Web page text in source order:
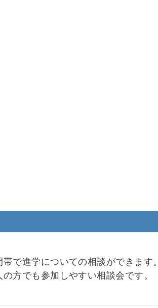
で進学についての相談ができます。
方でも参加しやすい相談会です。